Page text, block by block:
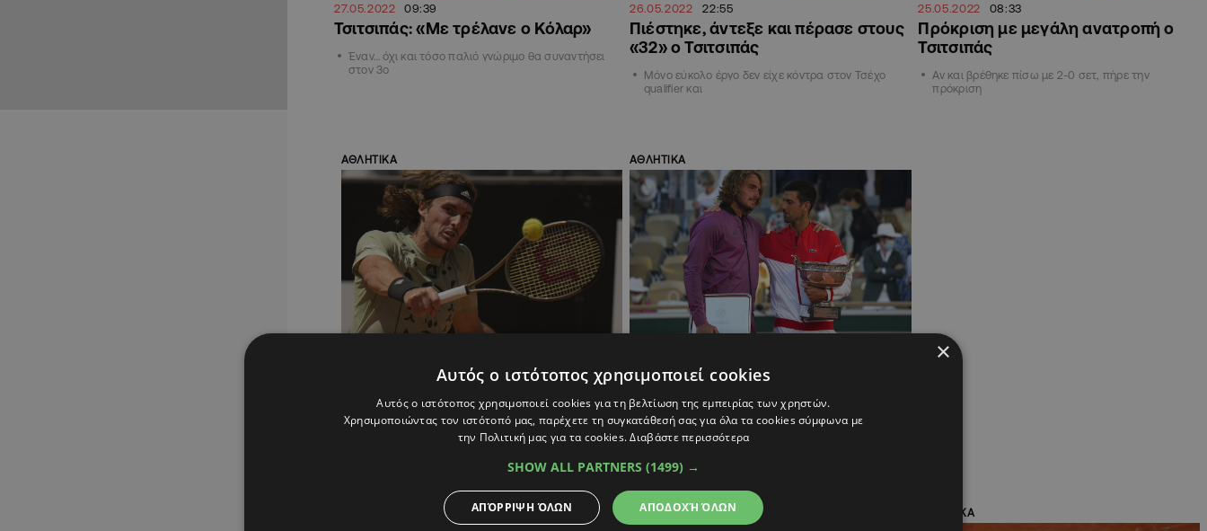
27.05.2022 09:39
Τσιτσιπάς: «Με τρέλανε ο Κόλαρ»
Έναν… όχι και τόσο παλιό γνώριμο θα συναντήσει
στον 3ο
26.05.2022 22:55
Πιέστηκε, άντεξε και πέρασε στους
«32» ο Τσιτσιπάς
Μόνο εύκολο έργο δεν είχε κόντρα στον Τσέχο
qualifier και
25.05.2022 08:33
Πρόκριση με μεγάλη ανατροπή ο
Τσιτσιπάς
Αν και βρέθηκε πίσω με 2-0 σετ, πήρε την
πρόκριση
ΑΘΛΗΤΙΚΑ
Ρολάν Γκαρός: Πρεμιέρα με Μουζέτι
για Τσιτσιπά, με Μπουρέλ η
Σάκκαρη
«Μάχη» Τζόκοβιτς-Ναδάλ στα προημιτελικά
ΑΘΛΗΤΙΚΑ
Τζόκοβιτς σε Τσιτσιπά: «Θα
κατακτήσεις πολλά Grand Slam»
Ο τεράστιος Νόβακ Τζόκοβιτς υποκλίθηκε στον
Στέφανο Τσιτσιπά για την
ΑΘΛΗΤΙΚΑ ΑΘΛΗΤΙΚΑ
×
Αυτός ο ιστότοπος χρησιμοποιεί cookies
Αυτός ο ιστότοπος χρησιμοποιεί cookies για τη βελτίωση της εμπειρίας των χρηστών.
Χρησιμοποιώντας τον ιστότοπό μας, παρέχετε τη συγκατάθεσή σας για όλα τα cookies σύμφωνα με
την Πολιτική μας για τα cookies.Διαβάστε περισσότερα
SHOW ALL PARTNERS (1499) →
ΑΠΟΔΟΧΉ ΌΛΩΝ
ΑΠΌΡΡΙΨΗ ΌΛΩΝ